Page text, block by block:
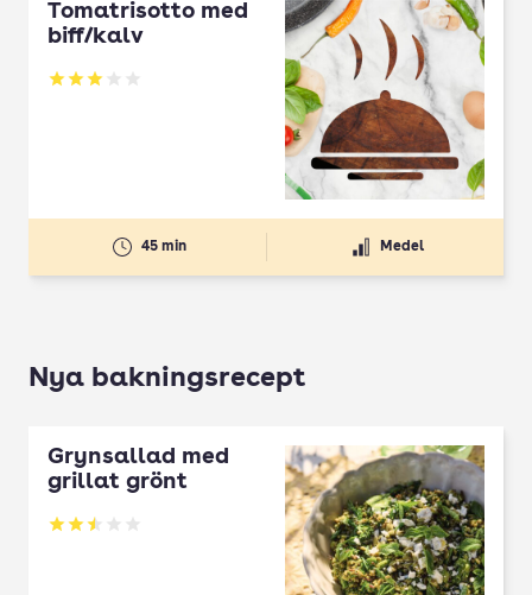
Tomatrisotto med
biff/kalv
Betyg: 3 av 5
45 min Medel
Nya bakningsrecept
Grynsallad med
grillat grönt
Betyg: 2.5 av 5